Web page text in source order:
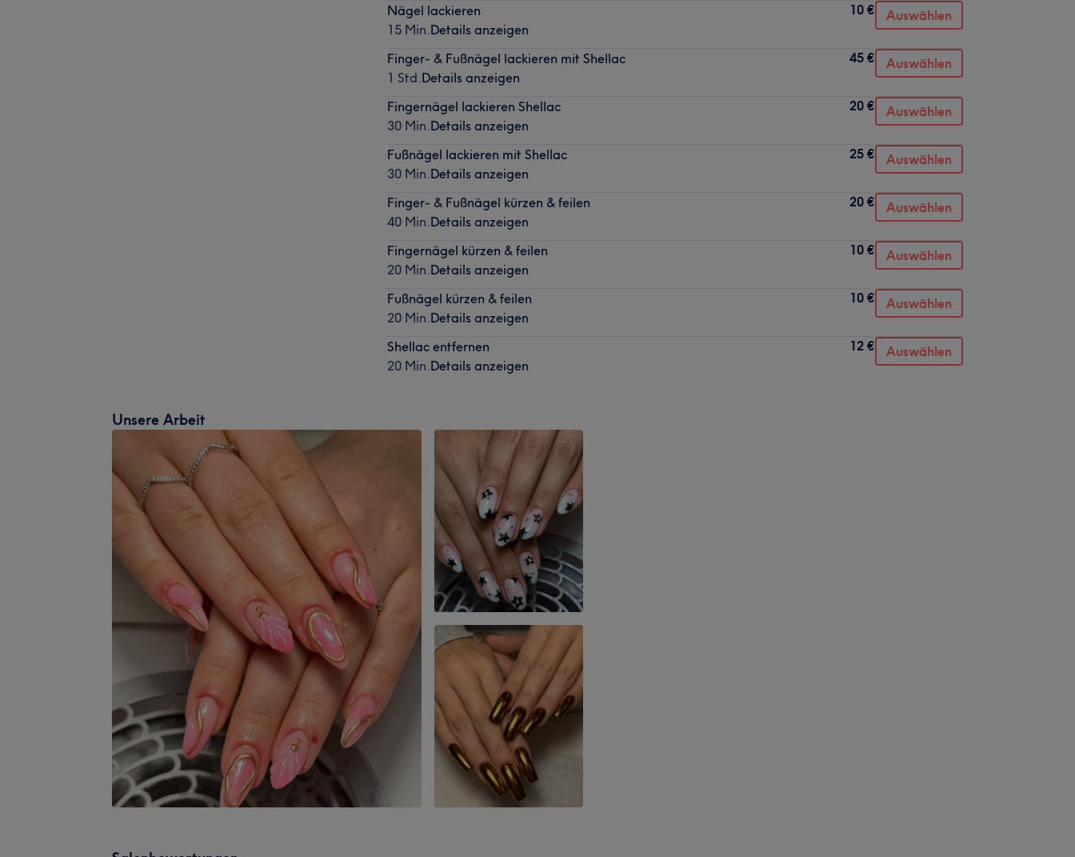
Nägel lackieren
15 Min.Details anzeigen
10 € Auswählen
Finger- & Fußnägel lackieren mit Shellac
1 Std.Details anzeigen
45 € Auswählen
Fingernägel lackieren Shellac
30 Min.Details anzeigen
20 € Auswählen
Fußnägel lackieren mit Shellac
30 Min.Details anzeigen
25 € Auswählen
Finger- & Fußnägel kürzen & feilen
40 Min.Details anzeigen
20 € Auswählen
Fingernägel kürzen & feilen
20 Min.Details anzeigen
10 € Auswählen
Fußnägel kürzen & feilen
20 Min.Details anzeigen
10 € Auswählen
Shellac entfernen
20 Min.Details anzeigen
12 € Auswählen
Unsere Arbeit